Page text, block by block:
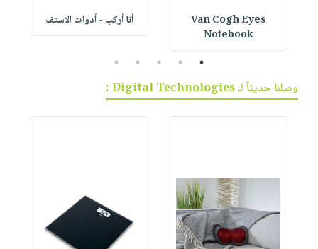
Van Cogh Eyes
Notebook
أنا أركب - أدوات الاستف
1
2
3
4
5
وصلنا حديثاً لـ Digital Technologies :